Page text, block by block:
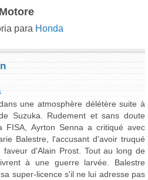
Motore
para Honda
une atmosphère délétère suite à
Suzuka. Rudement et sans doute
FISA, Ayrton Senna a critiqué avec
Balestre, l'accusant d'avoir truqué
d'Alain Prost. Tout au long de
à une guerre larvée. Balestre
super-licence s'il ne lui adresse pas